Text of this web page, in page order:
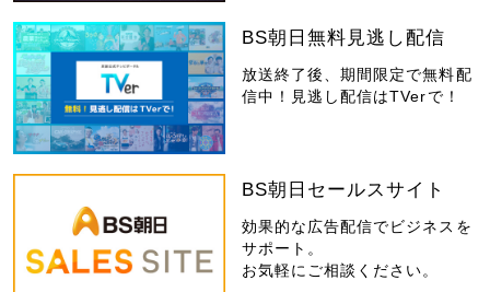
BS朝日無料見逃し配信
放送終了後、期間限定で無料配
信中！見逃し配信はTVerで！
BS朝日セールスサイト
効果的な広告配信でビジネスを
サポート。
お気軽にご相談ください。